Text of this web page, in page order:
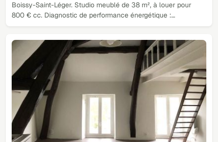
Boissy-Saint-Léger. Studio meublé de 38 m², à louer pour
800 € cc. Diagnostic de performance énergétique :…